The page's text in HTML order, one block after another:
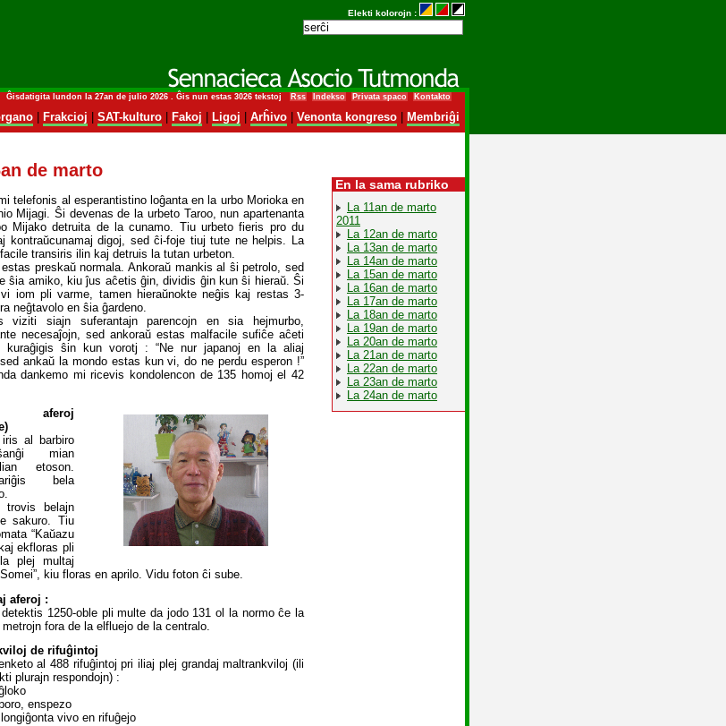
Elekti kolorojn :
Ĝisdatigita lundon la 27an de julio 2026 . Ĝis nun estas 3026 tekstoj Rss Indekso Privata spaco Kontakto
| Frakcioj SAT-kulturo| Fakoj Ligoj Arĥivo| Venonta kongreso| Membriĝi
En la sama rubriko
La 11an de marto
2011
La 12an de marto
La 13an de marto
La 14an de marto
La 15an de marto
La 16an de marto
La 17an de marto
La 18an de marto
La 19an de marto
La 20an de marto
La 21an de marto
La 22an de marto
La 23an de marto
La 24an de marto
de marto
telefonis al esperantistino loĝanta en la urbo Morioka en
Mijagi. Ŝi devenas de la urbeto Taroo, nun apartenanta
Mijako detruita de la cunamo. Tiu urbeto fieris pro du
kontraŭcunamaj digoj, sed ĉi-foje tiuj tute ne helpis. La
transiris ilin kaj detruis la tutan urbeton.
preskaŭ normala. Ankoraŭ mankis al ŝi petrolo, sed
ŝia amiko, kiu ĵus aĉetis ĝin, dividis ĝin kun ŝi hieraŭ. Ŝi
iom pli varme, tamen hieraŭnokte neĝis kaj restas 3-
neĝtavolo en ŝia ĝardeno.
viziti siajn suferantajn parencojn en sia hejmurbo,
necesaĵojn, sed ankoraŭ estas malfacile sufiĉe aĉeti
kuraĝigis ŝin kun vorotj : “Ne nur japanoj en la aliaj
ankaŭ la mondo estas kun vi, do ne perdu esperon !”
dankemo mi ricevis kondolencon de 135 homoj el 42
aferoj
al barbiro
mian
etoson.
bela
belajn
sakuro. Tiu
“Kaŭazu
ekfloras pli
plej multaj
kiu floras en aprilo. Vidu foton ĉi sube.
aferoj :
1250-oble pli multe da jodo 131 ol la normo ĉe la
fora de la elfluejo de la centralo.
de rifuĝintoj
al 488 rifuĝintoj pri iliaj plej grandaj maltrankviloj (ili
plurajn respondojn) :
enspezo
vivo en rifuĝejo